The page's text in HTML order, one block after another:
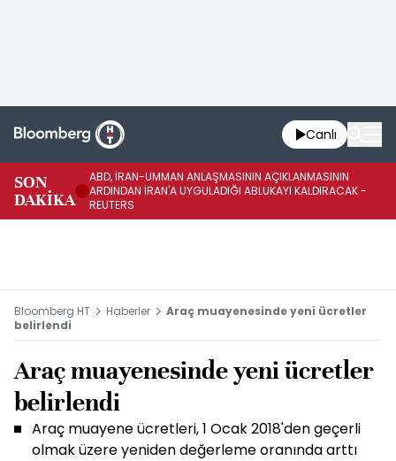
Canlı
SON
DAKİKA
ABD, İRAN-UMMAN ANLAŞMASININ AÇIKLANMASININ
ARDINDAN İRAN'A UYGULADIĞI ABLUKAYI KALDIRACAK -
REUTERS
Bloomberg HT Haberler
Araç muayenesinde yeni ücretler
belirlendi
Araç muayenesinde yeni ücretler
belirlendi
Araç muayene ücretleri, 1 Ocak 2018'den geçerli
olmak üzere yeniden değerleme oranında arttı